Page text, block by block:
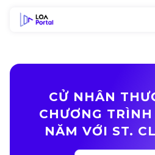
CỬ NHÂN
CHƯƠNG
NĂM VỚI ST.